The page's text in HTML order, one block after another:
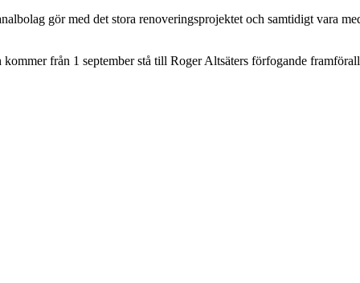
gör med det stora renoveringsprojektet och samtidigt vara
från 1 september stå till Roger Altsäters förfogande